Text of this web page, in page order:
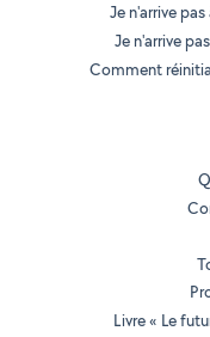
Je n'arrive
Je n'arrive
Comment
Livre « Le